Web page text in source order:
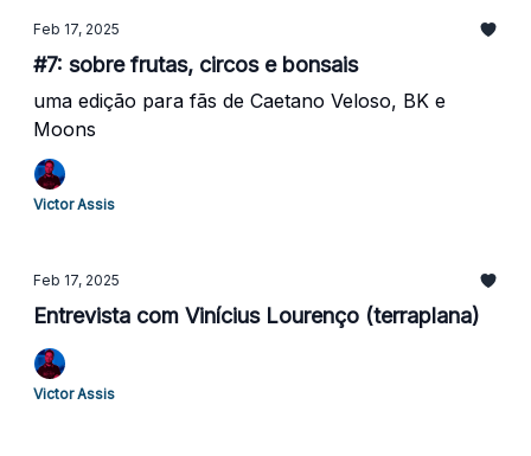
Feb 17, 2025
#7: sobre frutas, circos e bonsais
uma edição para fãs de Caetano Veloso, BK e
Moons
Victor Assis
Feb 17, 2025
Entrevista com Vinícius Lourenço (terraplana)
Victor Assis